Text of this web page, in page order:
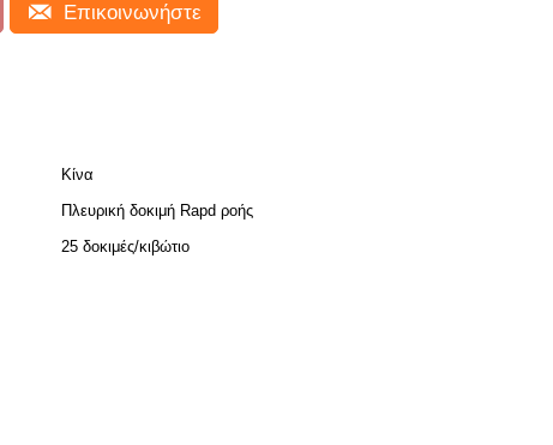
Επικοινωνήστε
Κίνα
Πλευρική δοκιμή Rapd ροής
25 δοκιμές/κιβώτιο